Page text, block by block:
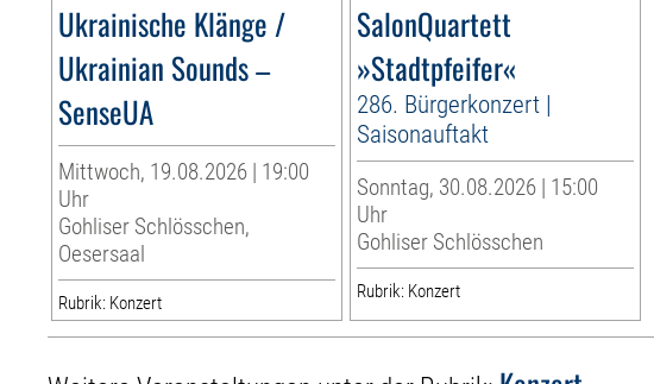
Ukrainische Klänge /
Ukrainian Sounds –
SenseUA
Mittwoch, 19.08.2026 | 19:00
Uhr
Gohliser Schlösschen,
Oesersaal
Rubrik: Konzert
SalonQuartett
»Stadtpfeifer«
286. Bürgerkonzert |
Saisonauftakt
Sonntag, 30.08.2026 | 15:00
Uhr
Gohliser Schlösschen
Rubrik: Konzert